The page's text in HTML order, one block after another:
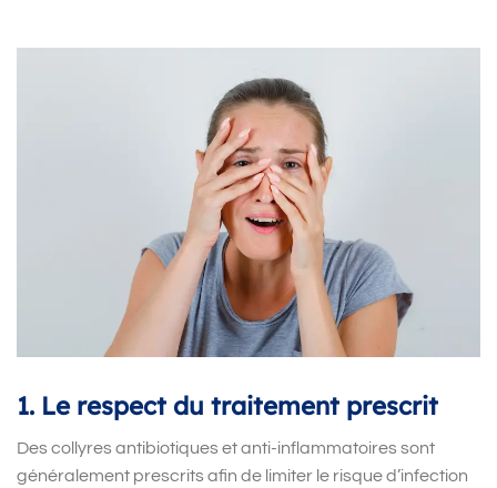
1. Le respect du traitement prescrit
Des collyres antibiotiques et anti-inflammatoires sont
généralement prescrits afin de limiter le risque d’infection